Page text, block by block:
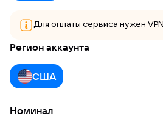
Для оплаты сервиса нужен
Регион аккаунта
США
Номинал